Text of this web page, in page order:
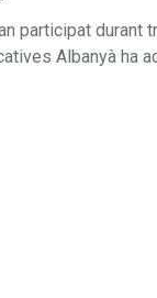
participat durant
Albanyà ha